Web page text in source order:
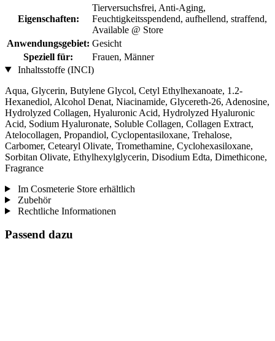
Eigenschaften:
Tierversuchsfrei, Anti-Aging,
Feuchtigkeitsspendend, aufhellend, straffend,
Available @ Store
Anwendungsgebiet: Gesicht
Speziell für:
Frauen, Männer
Inhaltsstoffe (INCI)
Aqua, Glycerin, Butylene Glycol, Cetyl Ethylhexanoate, 1.2-
Hexanediol, Alcohol Denat, Niacinamide, Glycereth-26, Adenosine,
Hydrolyzed Collagen, Hyaluronic Acid, Hydrolyzed Hyaluronic
Acid, Sodium Hyaluronate, Soluble Collagen, Collagen Extract,
Atelocollagen, Propandiol, Cyclopentasiloxane, Trehalose,
Carbomer, Cetearyl Olivate, Tromethamine, Cyclohexasiloxane,
Sorbitan Olivate, Ethylhexylglycerin, Disodium Edta, Dimethicone,
Fragrance
Im Cosmeterie Store erhältlich
Zubehör
Rechtliche Informationen
Passend dazu